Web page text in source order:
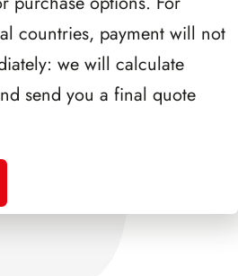
countries, payment will not
we will calculate
send you a final quote